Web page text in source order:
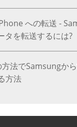
への転送 -
タを転送するには?
法でSamsungか
方法